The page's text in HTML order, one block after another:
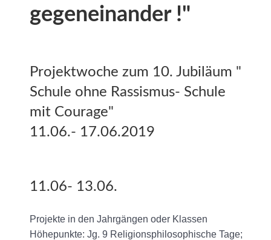
gegeneinander !"
Projektwoche zum 10. Jubiläum "
Schule ohne Rassismus- Schule
mit Courage"
11.06.- 17.06.2019
11.06- 13.06.
Projekte in den Jahrgängen oder Klassen
Höhepunkte: Jg. 9 Religionsphilosophische Tage;